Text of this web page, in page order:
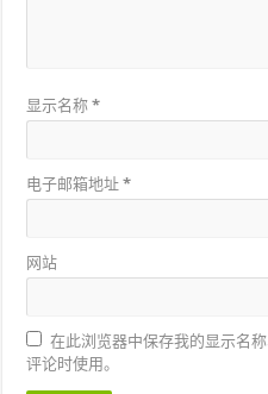
显示名称*
电子邮箱地址*
网站
在此浏览器中保存我的显示名
评论时使用。